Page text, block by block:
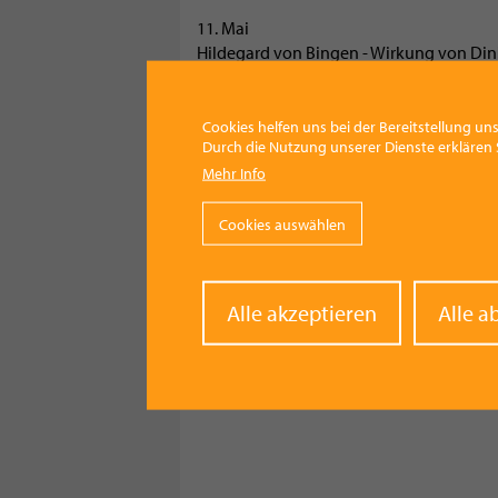
11. Mai
Hildegard von Bingen - Wirkung von
oder von 17:30 - 20:30
Anmeldung unter: http://
Termin für deinen Kalender speichern
Cookies helfen uns bei der Bereitstellung
Durch die Nutzung unserer Dienste
Mehr Info
Cookies auswählen
Alle akzeptieren Alle